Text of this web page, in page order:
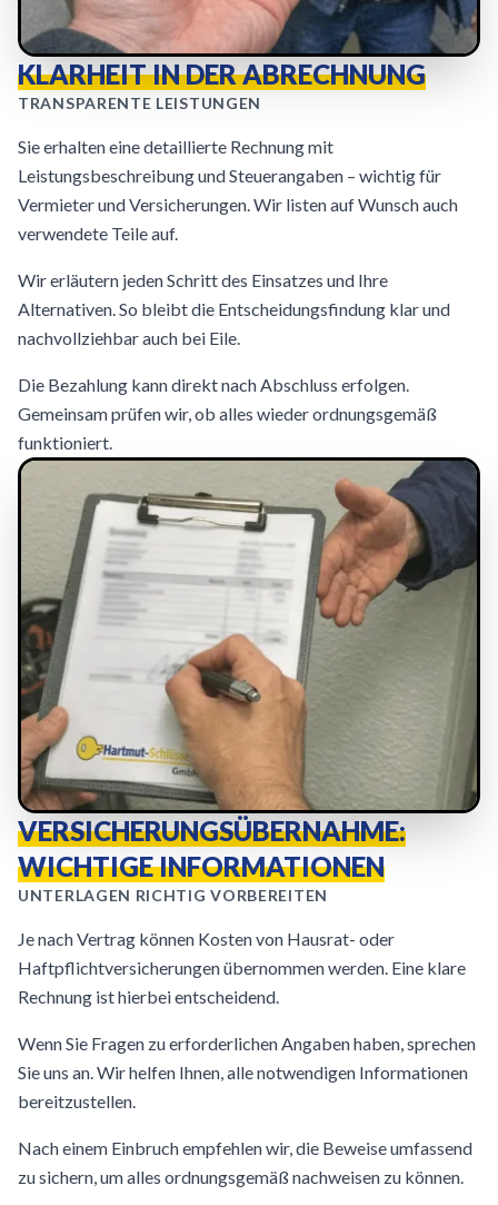
KLARHEIT IN DER ABRECHNUNG
TRANSPARENTE LEISTUNGEN
Sie erhalten eine detaillierte Rechnung mit
Leistungsbeschreibung und Steuerangaben – wichtig für
Vermieter und Versicherungen. Wir listen auf Wunsch auch
verwendete Teile auf.
Wir erläutern jeden Schritt des Einsatzes und Ihre
Alternativen. So bleibt die Entscheidungsfindung klar und
nachvollziehbar auch bei Eile.
Die Bezahlung kann direkt nach Abschluss erfolgen.
Gemeinsam prüfen wir, ob alles wieder ordnungsgemäß
funktioniert.
VERSICHERUNGSÜBERNAHME:
WICHTIGE INFORMATIONEN
UNTERLAGEN RICHTIG VORBEREITEN
Je nach Vertrag können Kosten von Hausrat- oder
Haftpflichtversicherungen übernommen werden. Eine klare
Rechnung ist hierbei entscheidend.
Wenn Sie Fragen zu erforderlichen Angaben haben, sprechen
Sie uns an. Wir helfen Ihnen, alle notwendigen Informationen
bereitzustellen.
Nach einem Einbruch empfehlen wir, die Beweise umfassend
zu sichern, um alles ordnungsgemäß nachweisen zu können.